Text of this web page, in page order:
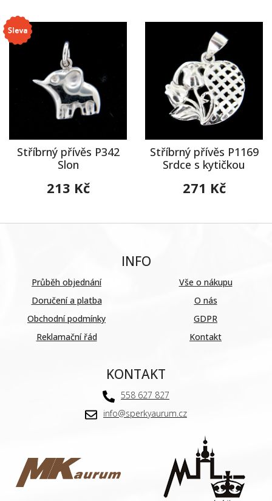
Stříbrný přívěs P342
Slon
213 Kč
Stříbrný přívěs P1169
Srdce s kytičkou
271 Kč
INFO
Průběh objednání
Doručení a platba
Obchodní podmínky
Reklamační řád
Vše o nákupu
O nás
GDPR
Kontakt
KONTAKT
558 627 827
info@sperkyaurum.cz